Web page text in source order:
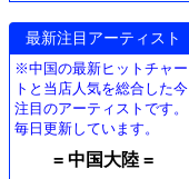
最新注目アーティスト
※中国の最新ヒットチャー
トと当店人気を総合した今
注目のアーティストです。
毎日更新しています。
= 中国大陸 =